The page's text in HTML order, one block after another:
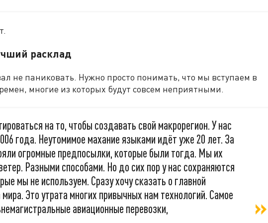
расклад
не паниковать. Нужно просто понимать, что мы вступаем в
многие из которых будут совсем неприятными.
на то, чтобы создавать свой макрорегион. У нас
года. Неутомимое махание языками идёт уже 20 лет. За
огромные предпосылки, которые были тогда. Мы их
Разными способами. Но до сих пор у нас сохраняются
мы не используем. Сразу хочу сказать о главной
Это утрата многих привычных нам технологий. Самое
авиационные перевозки,